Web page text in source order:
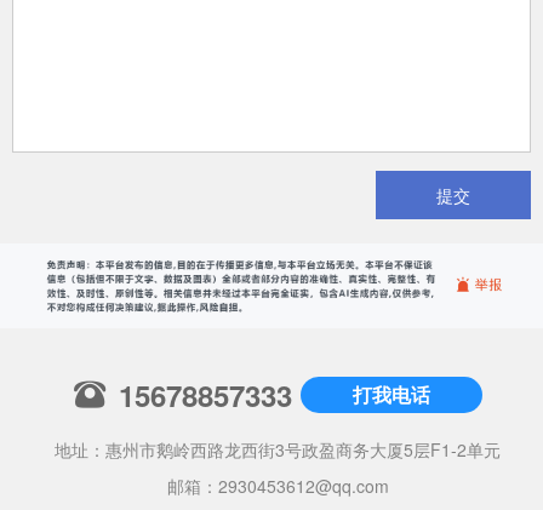
提交
15678857333 打我电话
地址：惠州市鹅岭西路龙西街3号政盈商务大厦5层F1-2单元
邮箱： 2930453612@qq.com